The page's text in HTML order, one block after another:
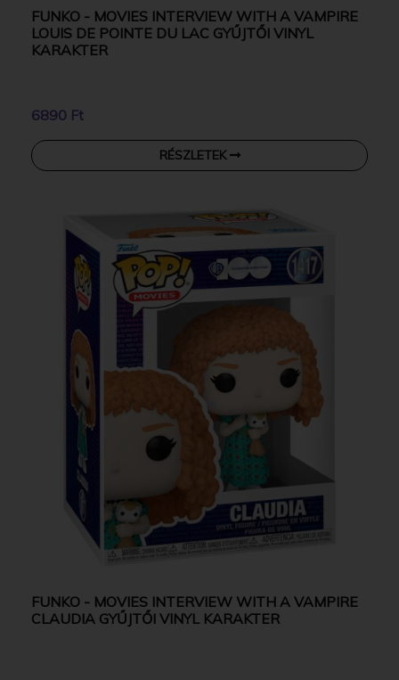
FUNKO - MOVIES INTERVIEW WITH A VAMPIRE
LOUIS DE POINTE DU LAC GYŰJTŐI VINYL
KARAKTER
6890 Ft
RÉSZLETEK
FUNKO - MOVIES INTERVIEW WITH A VAMPIRE
CLAUDIA GYŰJTŐI VINYL KARAKTER